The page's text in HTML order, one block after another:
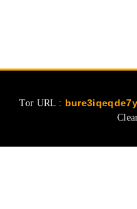
Tor URL :